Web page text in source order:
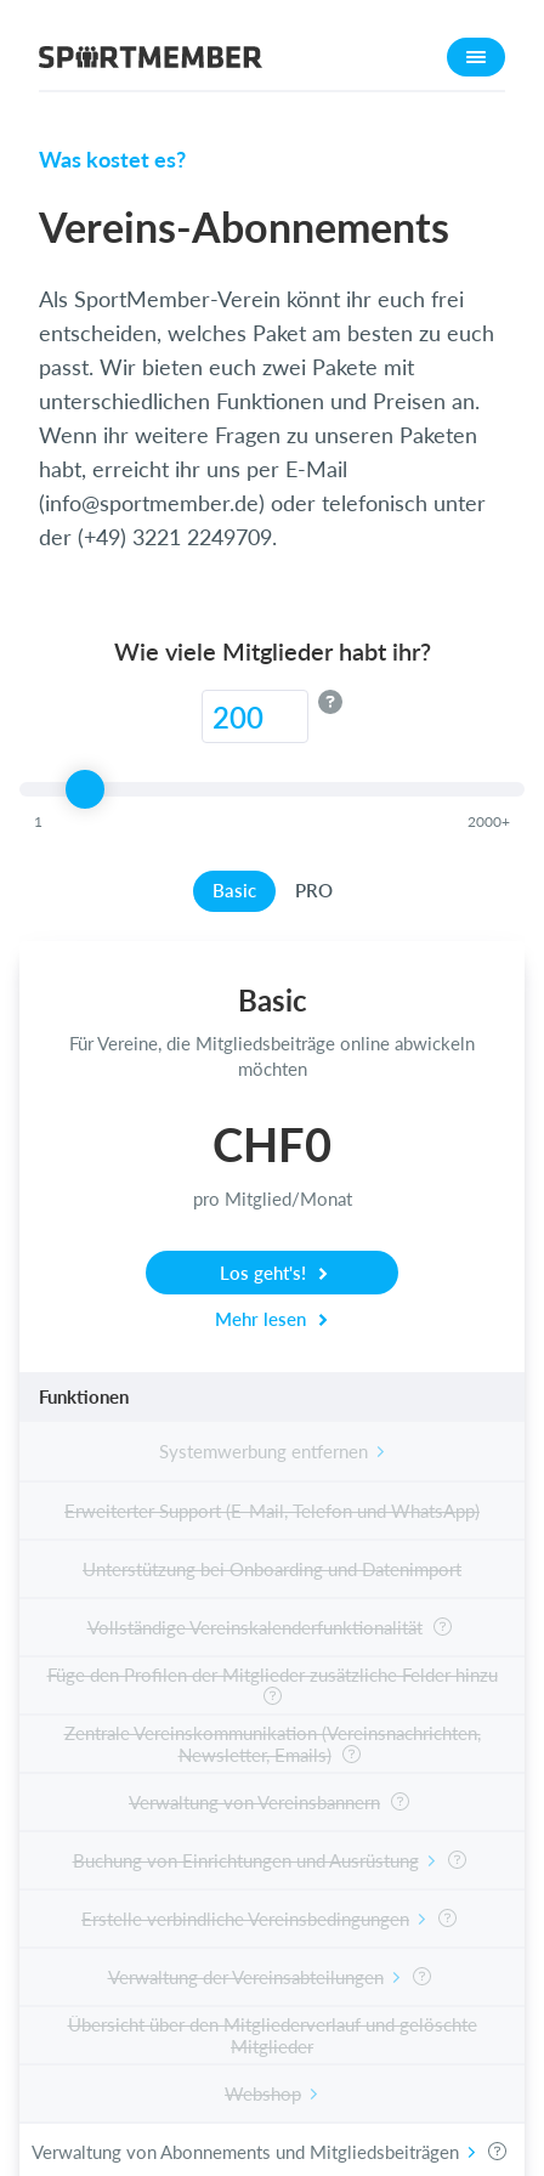
Über SportMember
Funktionen
Homepage erstellen
Vereins App
Belegungsplan
Was kostet es?
Deutsch
Was kostet es?
Vereins-Abonnements
Als SportMember-Verein könnt ihr euch frei
entscheiden, welches Paket am besten zu euch
passt. Wir bieten euch zwei Pakete mit
unterschiedlichen Funktionen und Preisen an.
Wenn ihr weitere Fragen zu unseren Paketen
habt, erreicht ihr uns per E-Mail
(info@sportmember.de) oder telefonisch unter
der (+49) 3221 2249709.
Wie viele Mitglieder habt ihr?
1 2000+
Basic PRO
Basic
Für Vereine, die Mitgliedsbeiträge online abwickeln
möchten
CHF0
pro Mitglied/Monat
Los geht's!
Mehr lesen
Funktionen
Systemwerbung entfernen
Erweiterter Support (E-Mail, Telefon und WhatsApp)
Unterstützung bei Onboarding und Datenimport
Vollständige Vereinskalenderfunktionalität
Füge den Profilen der Mitglieder zusätzliche Felder hinzu
Zentrale Vereinskommunikation (Vereinsnachrichten,
Newsletter, Emails)
Verwaltung von Vereinsbannern
Buchung von Einrichtungen und Ausrüstung
Erstelle verbindliche Vereinsbedingungen
Verwaltung der Vereinsabteilungen
Übersicht über den Mitgliederverlauf und gelöschte
Mitglieder
Webshop
Verwaltung von Abonnements und Mitgliedsbeiträgen